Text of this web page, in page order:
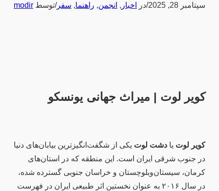
سپتامبر 28, 2025 /در اخبار , انجمن, راهنما, سفر/توسط modir
کویر لوت | میراث جهانی یونسکو
کویر لوت یا دشت لوت یکی از شگفت‌انگیزترین بیابان‌های دنیا
در جنوب شرقی ایران است. این منطقه که در استان‌های
کرمان، سیستان‌و‌بلوچستان و خراسان جنوبی گسترده شده،
در سال ۲۰۱۶ به عنوان نخستین اثر طبیعی ایران در فهرست